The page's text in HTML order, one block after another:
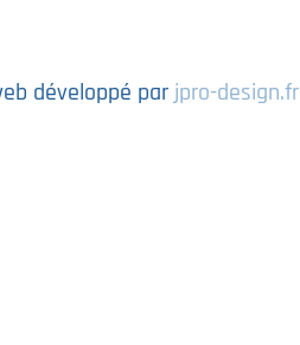
développé parjpro-design.fr